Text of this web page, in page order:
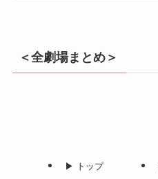
＜全劇場まとめ＞
▶︎ トップ